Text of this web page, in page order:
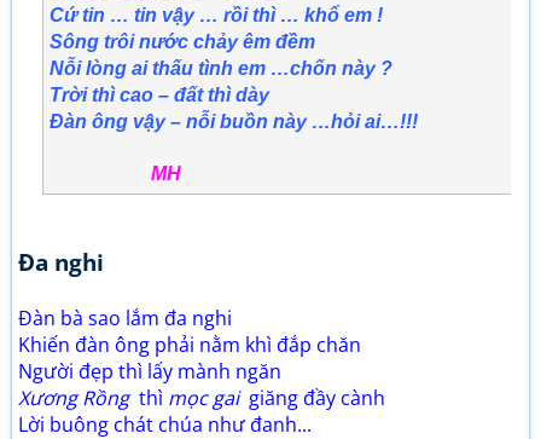
Cứ tin … tin vậy … rồi thì … khổ em !
Sông trôi nước chảy êm đềm
Nỗi lòng ai thấu tình em …chốn này ?
Trời thì cao – đất thì dày
Đàn ông vậy – nỗi buồn này …hỏi ai…!!!
MH
Đa nghi
Đàn bà sao lắm đa nghi
Khiến đàn ông phải nằm khì đắp chăn
Người đẹp thì lấy mành ngăn
Xương Rồngthì mọc gaigiăng đầy cành
Lời buông chát chúa như đanh...